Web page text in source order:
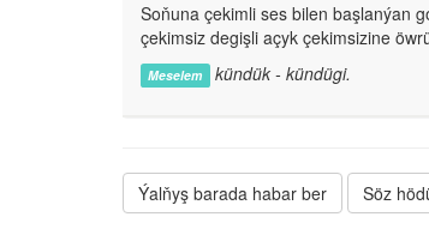
Soňuna çekimli ses bilen başlanýan
çekimsiz degişli açyk çekimsizine
Meselem kündük - kündügi.
Ýalňyş barada habar ber Söz